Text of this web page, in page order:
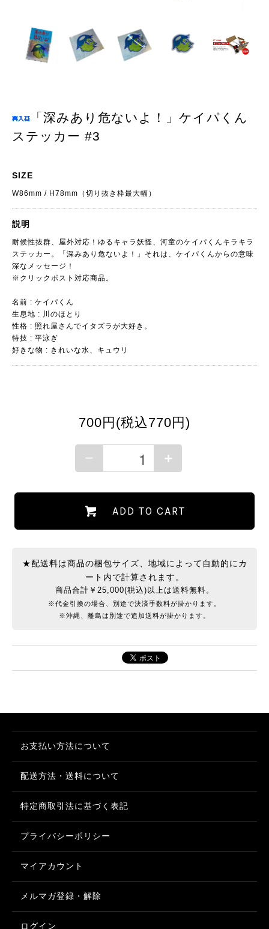
「深みあり危ないよ！」ケイパくん
ステッカー #3
SIZE
W86mm / H78mm（切り抜き枠最大幅）
説明
耐候性抜群、屋外対応！ゆるキャラ妖怪、河童のケイパくんキラキラ
ステッカー。「深みあり危ないよ！」それは、ケイパくんからの意味
深なメッセージ！
※クリックポスト対応商品。
名前 : ケイパくん
生息地 : 川のほとり
性格 : 照れ屋さんでイタズラが大好き。
特技 : 平泳ぎ
好きな物 : きれいな水、キュウリ
700円(税込770円)
ADD TO CART
★配送料は商品の梱包サイズ、地域によって自動的にカ
ート内で計算されます。
商品合計￥25,000(税込)以上は送料無料。
※代金引換の場合、別途で決済手数料が掛かります。
※沖縄、離島は別途で追加送料が掛かります。
お支払い方法について
配送方法・送料について
特定商取引法に基づく表記
プライバシーポリシー
マイアカウント
メルマガ登録・解除
ログイン